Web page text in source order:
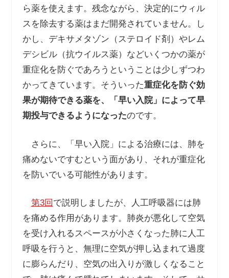
ら薬を使えます。残念ながら、決定的にウィル
スを除去する薬はまだ開発されていません。し
かし、デキサメタゾン（ステロイド剤）やレム
デシビル（抗ウイルス薬）などいくつかの薬が
重症化を防ぐであろうということは少しずつわ
かってきています。そういった重症化を防ぐ効
果が期待できる薬を、「早い入院」によって早
期投与できるようになったのです。
さらに、「早い入院」による治療には、肺を
痛めないですむという面があり、それが重症化
を防いでいる可能性があります。
第3回 で説明しましたが、人工呼吸器には肺
を痛める作用があります。肺炎が悪化して空気
を受け入れるスペースが小さくなった肺に人工
呼吸を行うと、無理に空気が押し込まれて過度
に膨らんだり、空気の出入りが激しくなること